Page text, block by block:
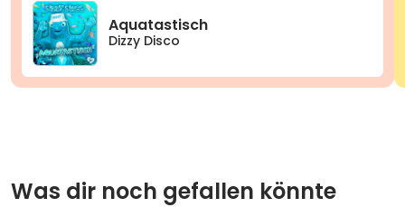
Aquatastisch
Dizzy Disco
Was dir noch gefallen könnte